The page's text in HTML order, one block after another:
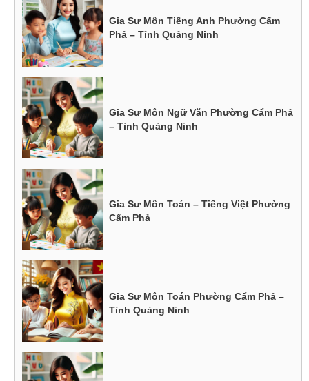
Gia Sư Môn Tiếng Anh Phường Cẩm
Phả – Tỉnh Quảng Ninh
Gia Sư Môn Ngữ Văn Phường Cẩm Phả
– Tỉnh Quảng Ninh
Gia Sư Môn Toán – Tiếng Việt Phường
Cẩm Phả
Gia Sư Môn Toán Phường Cẩm Phả –
Tỉnh Quảng Ninh